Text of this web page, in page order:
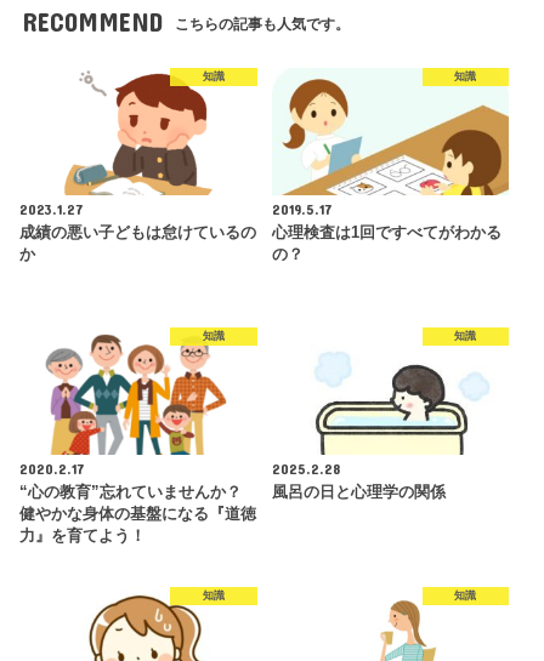
RECOMMEND こちらの記事も人気です。
知識
2023.1.27
成績の悪い子どもは怠けているの
か
知識
2019.5.17
心理検査は1回ですべてがわかる
の？
知識
2020.2.17
“心の教育”忘れていませんか？
健やかな身体の基盤になる『道徳
力』を育てよう！
知識
2025.2.28
風呂の日と心理学の関係
知識 知識